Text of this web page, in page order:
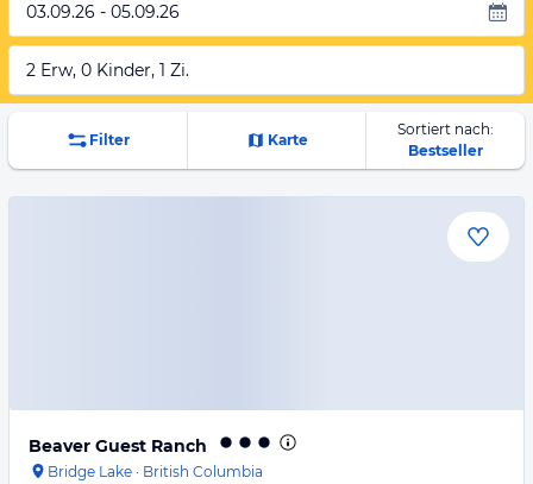
03.09.26 - 05.09.26
2 Erw, 0 Kinder, 1 Zi.
Filter Karte
Sortiert nach:
Bestseller
Beaver Guest Ranch
Bridge Lake · British Columbia